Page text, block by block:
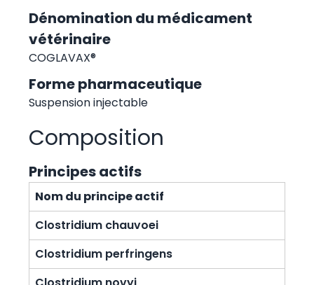
Dénomination du médicament
vétérinaire
COGLAVAX®
Forme pharmaceutique
Suspension injectable
Composition
Principes actifs
Nom du principe actif
Clostridium chauvoei
Clostridium perfringens